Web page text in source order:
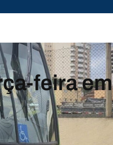
feira em